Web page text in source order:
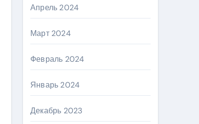
Апрель 2024
Март 2024
Февраль 2024
Январь 2024
Декабрь 2023